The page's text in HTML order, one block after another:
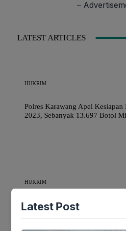
–
LATEST ARTICLES
HUKRIM
Polres Karawang Apel Kesiapan
2023, Sebanyak 13.697 Botol
HUKRIM
Batasi Jam Operasi THM
Latest Post